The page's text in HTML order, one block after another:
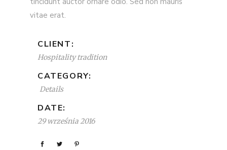
vitae erat.
CLIENT:
Hospitality tradition
CATEGORY:
Details
DATE:
29 września 2016